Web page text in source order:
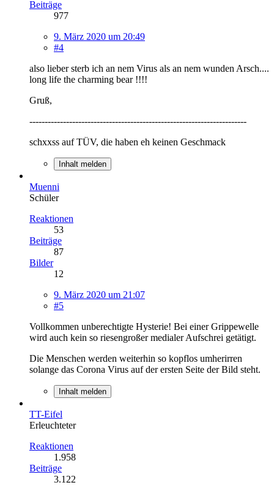
Beiträge
977
9. März 2020 um 20:49
#4
also lieber sterb ich an nem Virus als an nem wunden Arsch....
long life the charming bear !!!!
Gruß,
-----------------------------------------------------------------------
schxxss auf TÜV, die haben eh keinen Geschmack
Inhalt melden
Muenni
Schüler
Reaktionen
53
Beiträge
87
Bilder
12
9. März 2020 um 21:07
#5
Vollkommen unberechtigte Hysterie! Bei einer Grippewelle
wird auch kein so riesengroßer medialer Aufschrei getätigt.
Die Menschen werden weiterhin so kopflos umherirren
solange das Corona Virus auf der ersten Seite der Bild steht.
Inhalt melden
TT-Eifel
Erleuchteter
Reaktionen
1.958
Beiträge
3.122